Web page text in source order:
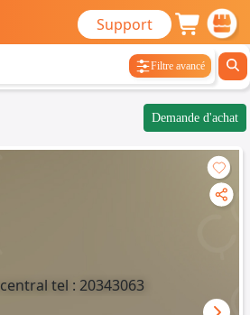
Support
Filtre avancé
Demande d'achat